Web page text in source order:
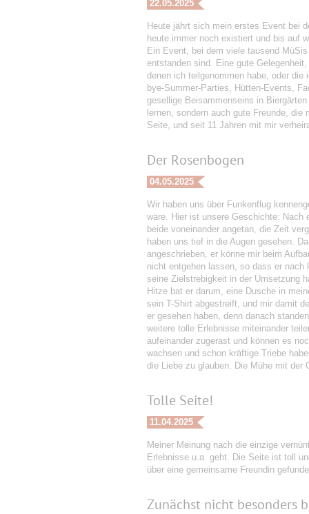
22.05.2025
Heute jährt sich mein erstes Event bei
heute immer noch existiert und bis auf
Ein Event, bei dem viele tausend
entstanden sind. Eine gute
denen ich teilgenommen habe, oder die
bye-Summer-Parties, Hütten-Events,
gesellige Beisammenseins in
lernen, sondern auch gute Freunde,
Seite, und seit 11 Jahren mit mir
Der Rosenbogen
04.05.2025
Wir haben uns über Funkenflug
wäre. Hier ist unsere Geschichte: Nach
beide voneinander angetan, die Zeit
haben uns tief in die Augen gesehen.
angeschrieben, er könne mir beim
nicht entgehen lassen, so dass er
seine Zielstrebigkeit in der Umsetzung
Hitze bat er darum, eine Dusche in
sein T-Shirt abgestreift, und mir damit
er gesehen haben, denn danach
weitere tolle Erlebnisse miteinander
aufeinander zugerast und können es
wachsen und schon kräftige Triebe
die Liebe zu glauben. Die Mühe mit der
Tolle Seite!
11.04.2025
Meiner Meinung nach die einzige
Erlebnisse u.a. geht. Die Seite ist toll
über eine gemeinsame Freundin
Zunächst nicht besonders